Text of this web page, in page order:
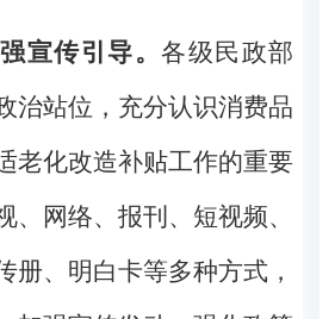
强宣传引导。各级民政部
治站位，充分认识消费品
老化改造补贴工作的重要
、网络、报刊、短视频、
册、明白卡等多种方式，